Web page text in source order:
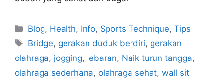
Blog, Health, Info, Sports Technique,Tips
Bridge, gerakan duduk berdiri, gerakan
olahraga, jogging, lebaran, Naik turun tangga,
olahraga sederhana, olahraga sehat, wall sit